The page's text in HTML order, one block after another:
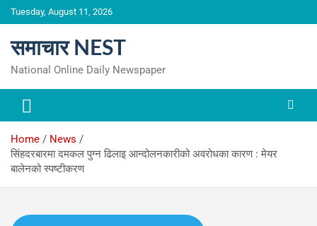
Skip
to
Tuesday, August 11, 2026
समाचार NEST
National Online Daily Newspaper
Home
News
सिंहदरबारमा दमकल पुग्न ढिलाइ आन्दोलनकारीको अवरोधका कारण : मेयर
बालेनको स्पष्टीकरण